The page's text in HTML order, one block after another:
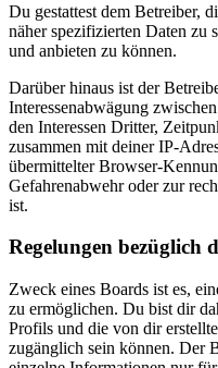
Du gestattest dem Betreiber,
näher spezifizierten Daten zu
und anbieten zu können.
Darüber hinaus ist der
Interessenabwägung
den Interessen Dritter,
zusammen mit deiner IP-
übermittelter Browser-
Gefahrenabwehr oder zur
ist.
Regelungen bezüglich
Zweck eines Boards ist es,
zu ermöglichen. Du bist dir
Profils und die von dir
zugänglich sein können. Der